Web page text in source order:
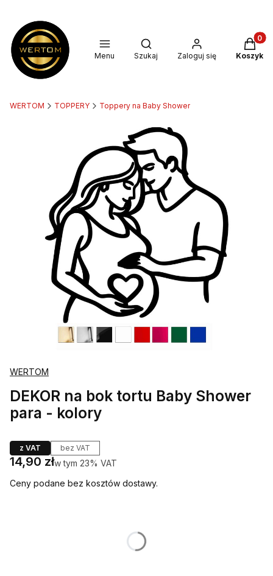
Menu
Otwórz wyszukiwarkę
Szukaj Zaloguj się Koszyk
WERTOM TOPPERY Toppery na Baby Shower
WERTOM
DEKOR na bok tortu Baby Shower
para - kolory
z VAT bez VAT
Cena
14,90 złw tym 23% VAT
w tym 23% VAT
Ceny podane bez kosztów dostawy.
Poszczególne warianty mogą różnić się ceną